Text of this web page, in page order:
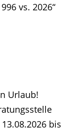
vs. 2026“
Urlaub!
bis